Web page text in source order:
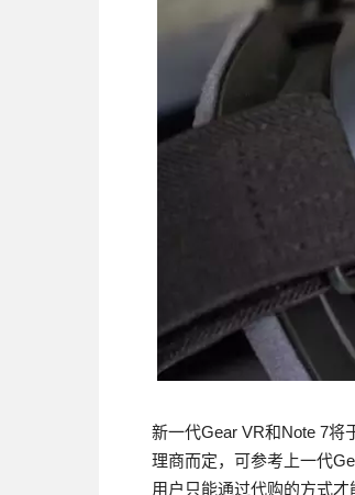
新一代Gear VR和Note 7将
理商而定，可参考上一代
用户只能通过代购的方式